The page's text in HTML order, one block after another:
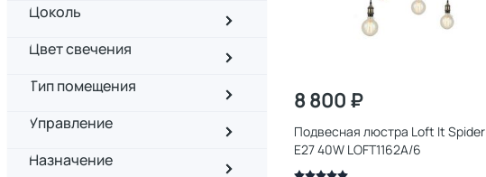
Цоколь
Цвет свечения
Тип помещения
Управление
Назначение
8 800 ₽
Подвесная люстра Loft It Spider
E27 40W LOFT1162A/6